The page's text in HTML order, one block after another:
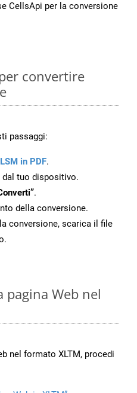
CellsApi per la conversione
convertire
passaggi:
in PDF.
dal tuo dispositivo.
.
della conversione.
conversione, scarica il file
pagina Web nel
nel formato XLTM, procedi